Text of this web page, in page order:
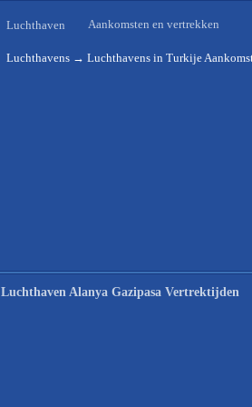
Luchthaven Aankomsten en vertrekken
Luchthavens → Luchthavens in Turkije
Luchthaven Alanya Gazipasa Vertrektijden